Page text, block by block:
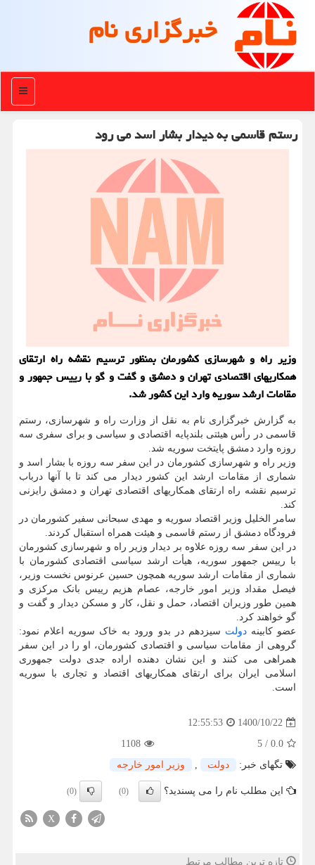
خبرگزاری نام
منو
رستم قاسمی به دیدار بشار اسد می رود
وزیر راه و شهرسازی کشورمان بمنظور ترسیم نقشه راه ارتقای
همکاریهای اقتصادی تهران و دمشق و گفت و گو با رییس جمهور و
مقامات ارشد سوریه وارد این کشور شد.
به گزارش خبرگزاری نام به نقل از وزارت راه و شهرسازی، رستم
قاسمی در رأس هیئتی بلندپایه اقتصادی و سیاسی و برای سفری سه
روزه وارد دمشق پایتخت سوریه شد.
وزیر راه و شهرسازی کشورمان در این سفر سه روزه با بشار اسد و
شماری از مقامات ارشد این کشور دیدار می کند تا با آنها درباب
ترسیم نقشه راه ارتقای همکاریهای اقتصادی تهران و دمشق رایزنی
کند.
سامر الخلیل وزیر اقتصاد سوریه و مهدی سبحانی سفیر کشورمان در
فرودگاه دمشق از رستم قاسمی و هیئت همراه استقبال کردند.
در این سفر سه روزه علاوه بر دیدار وزیر راه و شهرسازی کشورمان
با رییس جمهور سوریه، هیأت ارشد سیاسی اقتصادی کشورمان با
شماری از مقامات ارشد سوریه همچون حسین عرنوس نخست وزیر،
فیصل مقداد وزیر امور خارجه، عصام هزیم رییس بانک مرکزی و
همین طور وزیران اقتصاد، حمل و نقل، کار و مسکن دیدار و گفت و
گو خواهند کرد.
عضو کابینهدولت سیزدهم در بدو ورود به خاک سوریه اعلام نمود:
گروهی از مقامات سیاسی و اقتصادی کشورمان، او را در این سفر
همراهی می کنند و این نشان دهنده اراده جدی دولت جمهوری
اسلامی ایران برای ارتقای همکاریهای اقتصاد و تجاری با سوریه
است.
1400/10/22
12:55:53
0.0
/
5
1108
تگهای خبر:
دولت , وزیر امور خارجه
این مطلب نام را می پسندید؟ (0)
(0)
X
تازه ترین مطالب مرتبط